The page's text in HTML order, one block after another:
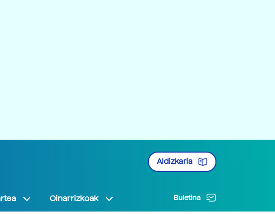
Aldizkaria
Oinarrizkoak Buletina